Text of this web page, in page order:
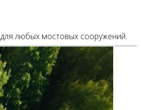
любых мостовых сооружений.